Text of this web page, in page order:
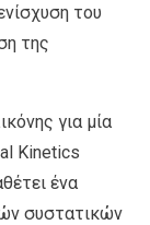
του
της
για μία
Kinetics
ένα
συστατικών